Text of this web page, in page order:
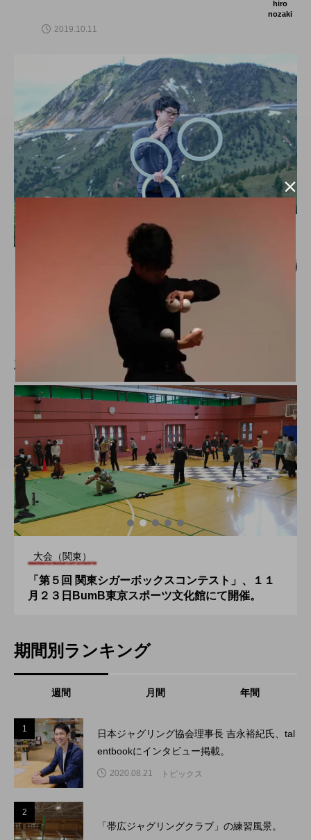
hiro
nozaki
2019.10.11
日本ジャグリング協会理事 松村高朗氏、
エンジニアtypeにインタビュー掲載。
新着記事
大会（関東）
「第５回 関東シガーボックスコンテスト」、１１
月２３日BumB東京スポーツ文化館にて開催。
期間別ランキング
週間 月間 年間
1
日本ジャグリング協会理事長 吉永裕紀氏、tal
entbookにインタビュー掲載。
2020.08.21 トピックス
2
「帯広ジャグリングクラブ」の練習風景。
